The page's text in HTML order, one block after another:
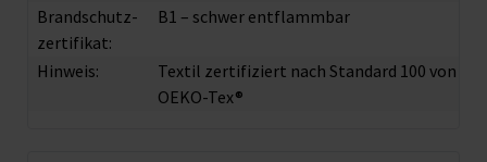
Brandschutz­
zertifikat:
B1 – schwer entflammbar
Hinweis:
Textil zertifiziert nach Standard 100 von
OEKO-Tex®